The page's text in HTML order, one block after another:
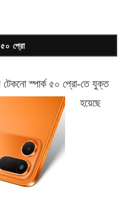
৫০ প্রো
টেকনোস্পার্ক ৫০ প্রো-তে যুক্ত
হয়েছে